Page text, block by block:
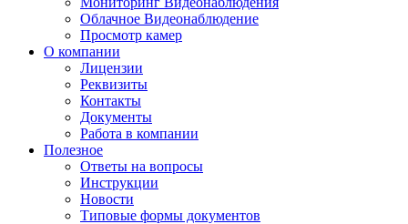
Облачное Видеонаблюдение
Просмотр камер
О компании
Лицензии
Реквизиты
Контакты
Документы
Работа в компании
Полезное
Ответы на вопросы
Инструкции
Новости
Типовые формы документов